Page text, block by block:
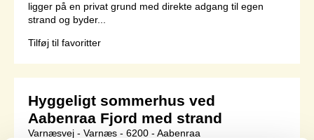
ligger på en privat grund med direkte adgang til egen
strand og byder...
Tilføj til favoritter
Hyggeligt sommerhus ved
Aabenraa Fjord med strand
Varnæsvej - Varnæs - 6200 - Aabenraa